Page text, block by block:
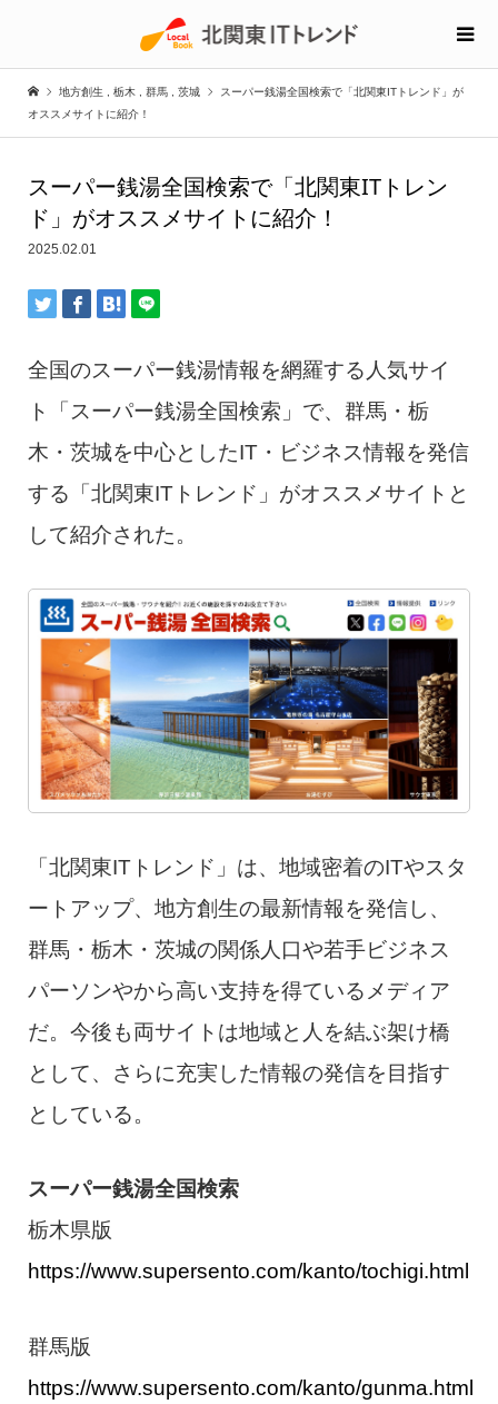
地方創生 栃木 群馬 茨城
スーパー銭湯全国検索で「北関東ITトレンド」が
オススメサイトに紹介！
スーパー銭湯全国検索で「北関東ITトレン
ド」がオススメサイトに紹介！
2025.02.01
全国のスーパー銭湯情報を網羅する人気サイ
ト「スーパー銭湯全国検索」で、群馬・栃
木・茨城を中心としたIT・ビジネス情報を発信
する「北関東ITトレンド」がオススメサイトと
して紹介された。
「北関東ITトレンド」は、地域密着のITやスタ
ートアップ、地方創生の最新情報を発信し、
群馬・栃木・茨城の関係人口や若手ビジネス
パーソンやから高い支持を得ているメディア
だ。今後も両サイトは地域と人を結ぶ架け橋
として、さらに充実した情報の発信を目指す
としている。
スーパー銭湯全国検索
栃木県版
https://www.supersento.com/kanto/tochigi.html
群馬版
https://www.supersento.com/kanto/gunma.html